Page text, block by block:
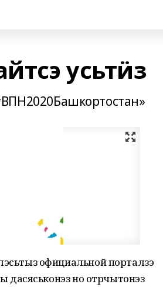
усьтӥз
официальной порталзэ
дасяськонэз но отрчытонэз